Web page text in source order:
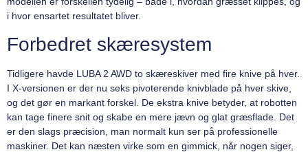
i hvor ensartet resultatet bliver.
Forbedret skæresystem
Tidligere havde LUBA 2 AWD to skæreskiver med fire knive på hver.
I X-versionen er der nu seks pivoterende knivblade på hver skive,
og det gør en markant forskel. De ekstra knive betyder, at robotten
kan tage finere snit og skabe en mere jævn og glat græsflade. Det
er den slags præcision, man normalt kun ser på professionelle
maskiner. Det kan næsten virke som en gimmick, når nogen siger,